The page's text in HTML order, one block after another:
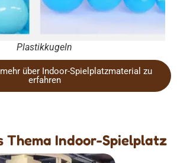
Plastikkugeln
über Indoor-Spielplatzmaterial zu
erfahren
Thema Indoor-Spielplatz